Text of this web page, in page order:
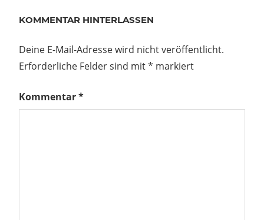
KOMMENTAR HINTERLASSEN
Deine E-Mail-Adresse wird nicht veröffentlicht.
Erforderliche Felder sind mit* markiert
Kommentar*